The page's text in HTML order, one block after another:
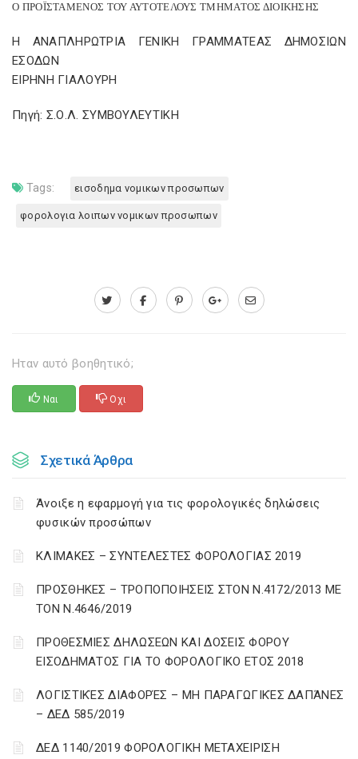
Ο ΠΡΟΪΣΤΑΜΕΝΟΣ ΤΟΥ ΑΥΤΟΤΕΛΟΥΣ ΤΜΗΜΑΤΟΣ ΔΙΟΙΚΗΣΗΣ
Η ΑΝΑΠΛΗΡΩΤΡΙΑ ΓΕΝΙΚΗ ΓΡΑΜΜΑΤΕΑΣ ΔΗΜΟΣΙΩΝ
ΕΣΟΔΩΝ
ΕΙΡΗΝΗ ΓΙΑΛΟΥΡΗ
Πηγή: Σ.Ο.Λ. ΣΥΜΒΟΥΛΕΥΤΙΚΗ
Tags: εισοδημα νομικων προσωπων
φορολογια λοιπων νομικων προσωπων
Ηταν αυτό βοηθητικό;
Ναι Οχι
Σχετικά Άρθρα
Άνοιξε η εφαρμογή για τις φορολογικές δηλώσεις
φυσικών προσώπων
ΚΛΙΜΑΚΕΣ – ΣΥΝΤΕΛΕΣΤΕΣ ΦΟΡΟΛΟΓΙΑΣ 2019
ΠΡΟΣΘΗΚΕΣ – ΤΡΟΠΟΠΟΙΗΣΕΙΣ ΣΤΟΝ Ν.4172/2013 ΜΕ
ΤΟΝ Ν.4646/2019
ΠΡΟΘΕΣΜΙΕΣ ΔΗΛΩΣΕΩΝ ΚΑΙ ΔΟΣΕΙΣ ΦΟΡΟΥ
ΕΙΣΟΔΗΜΑΤΟΣ ΓΙΑ ΤΟ ΦΟΡΟΛΟΓΙΚΟ ΕΤΟΣ 2018
ΛΟΓΙΣΤΙΚΈΣ ΔΙΑΦΟΡΈΣ – ΜΗ ΠΑΡΑΓΩΓΙΚΈΣ ΔΑΠΆΝΕΣ
– ΔΕΔ 585/2019
ΔΕΔ 1140/2019 ΦΟΡΟΛΟΓΙΚΗ ΜΕΤΑΧΕΙΡΙΣΗ